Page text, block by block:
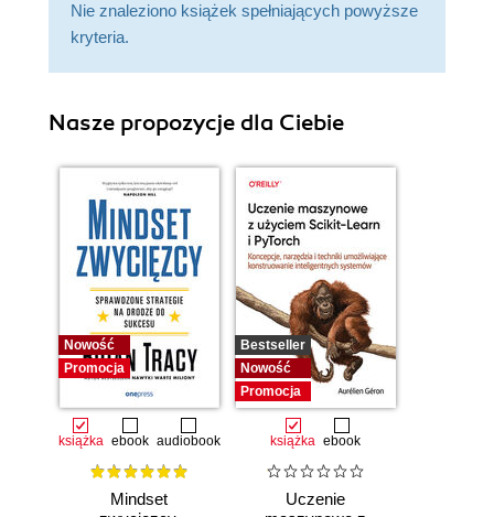
Nie znaleziono książek spełniających powyższe
kryteria.
Nasze propozycje dla Ciebie
Nowość
Promocja
książka ebook audiobook
Mindset
Bestseller
Nowość
Promocja
książka ebook
Uczenie